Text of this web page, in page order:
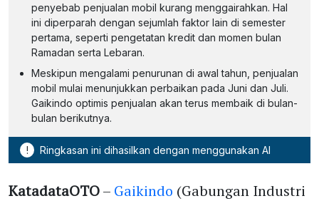
penyebab penjualan mobil kurang menggairahkan. Hal
ini diperparah dengan sejumlah faktor lain di semester
pertama, seperti pengetatan kredit dan momen bulan
Ramadan serta Lebaran.
Meskipun mengalami penurunan di awal tahun, penjualan
mobil mulai menunjukkan perbaikan pada Juni dan Juli.
Gaikindo optimis penjualan akan terus membaik di bulan-
bulan berikutnya.
! Ringkasan ini dihasilkan dengan menggunakan AI
KatadataOTO– Gaikindo (Gabungan Industri